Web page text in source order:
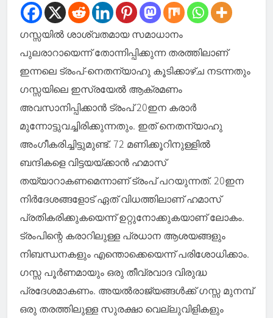
ഗസ്സയില്‍ ശാശ്വതമായ സമാധാനം
പുലരാറായെന്ന് തോന്നിപ്പിക്കുന്ന തരത്തിലാണ്
ഇന്നലെ ട്രംപ്-നെതന്യാഹു കൂടിക്കാഴ്ച നടന്നതും
ഗസ്സയിലെ ഇസ്രയേല്‍ ആക്രമണം
അവസാനിപ്പിക്കാന്‍ ട്രംപ് 20ഇന കരാര്‍
മുന്നോട്ടുവച്ചിരിക്കുന്നതും. ഇത് നെതന്യാഹു
അംഗീകരിച്ചിട്ടുമുണ്ട്. 72 മണിക്കൂറിനുള്ളില്‍
ബന്ദികളെ വിട്ടയയ്ക്കാന്‍ ഹമാസ്
തയ്യാറാകണമെന്നാണ് ട്രംപ് പറയുന്നത്. 20ഇന
നിര്‍ദേശങ്ങളോട് ഏത് വിധത്തിലാണ് ഹമാസ്
പ്രതികരിക്കുകയെന്ന് ഉറ്റുനോക്കുകയാണ് ലോകം.
ട്രംപിന്റെ കരാറിലുള്ള പ്രധാന ആശയങ്ങളും
നിബന്ധനകളും എന്തൊക്കെയെന്ന് പരിശോധിക്കാം.
ഗസ്സ പൂര്‍ണമായും ഒരു തീവ്രവാദ വിരുദ്ധ
പ്രദേശമാകണം. അയല്‍രാജ്യങ്ങള്‍ക്ക് ഗസ്സ മുനമ്പ്
ഒരു തരത്തിലുള്ള സുരക്ഷാ വെല്ലുവിളികളും